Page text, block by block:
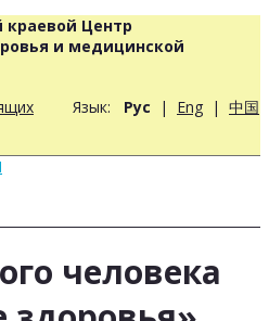
краевой Центр
и медицинской
Язык: Рус | Eng | 中国
человека